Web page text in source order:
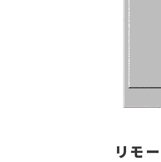
リモ